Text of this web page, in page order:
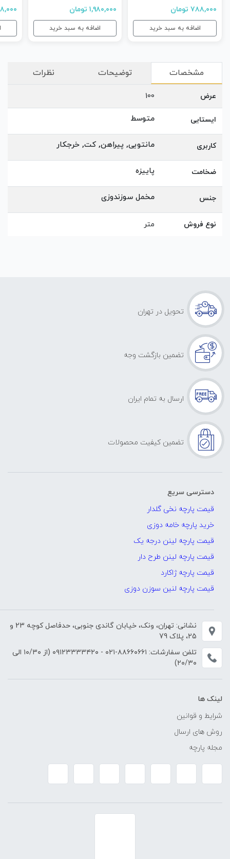
۷۸۸,۰۰۰ تومان
اضافه به سبد خرید
۱,۹۸۰,۰۰۰ تومان
اضافه به سبد خرید
۷۸۸,۰۰۰
مشخصات توضیحات نظرات
عرض 100
ایستایی متوسط
کاربری مانتویی, پیراهن, کت, خرجکار
ضخامت پاییزه
جنس مخمل سوزندوزی
نوع فروش متر
تحویل در تهران
تضمین بازگشت وجه
ارسال به تمام ایران
تضمین کیفیت محصولات
دسترسی سریع
قیمت پارچه نخی گلدار
خرید پارچه خامه دوزی
قیمت پارچه لینن درجه یک
قیمت پارچه لینن طرح دار
قیمت پارچه ژاکارد
قیمت پارچه لنین سوزن دوزی
نشانی: تهران، ونک، خیابان گاندی جنوبی، حدفاصل کوچه 23 و
25، پلاک 79
تلفن سفارشات: ۸۸۶۶۰۶۶۱-۰۲۱ - ۰۹۱۲۳۳۳۳۴۲۰
(از ۱۰/۳۰ الی
۲۰/۳۰)
لینک ها
شرایط و قوانین
روش های ارسال
مجله پارچه